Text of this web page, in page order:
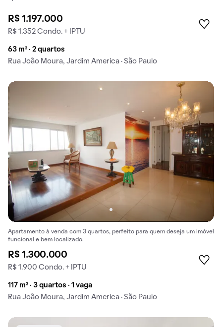
R$ 1.197.000
R$ 1.352 Condo. + IPTU
63 m² · 2 quartos
Rua João Moura, Jardim America · São Paulo
Apartamento à venda com 3 quartos, perfeito para quem deseja um imóvel
funcional e bem localizado.
R$ 1.300.000
R$ 1.900 Condo. + IPTU
117 m² · 3 quartos · 1 vaga
Rua João Moura, Jardim America · São Paulo